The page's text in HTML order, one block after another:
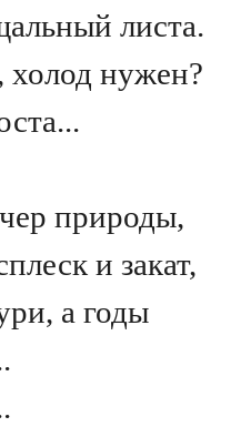
листа.
нужен?
природы,
и закат,
а годы